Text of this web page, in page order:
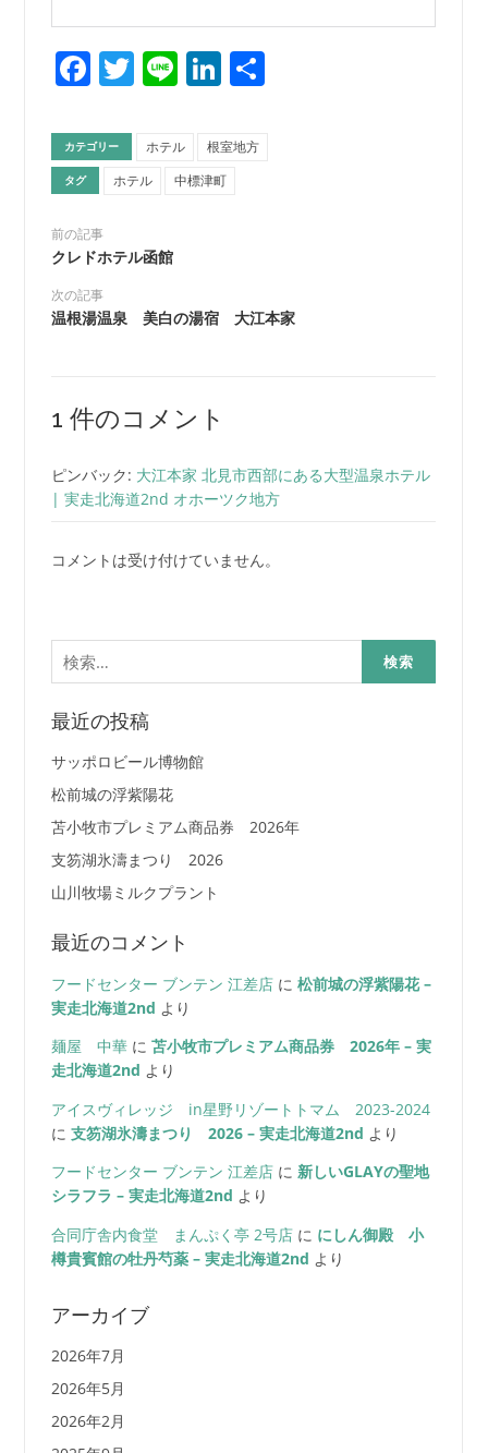
Facebook
Twitter
LineLinkedIn
共
カテゴリー ホテル 根室地方
タグ ホテル 中標津町
前の記事
クレドホテル函館
次の記事
温根湯温泉 美白の湯宿 大江本家
1 件のコメント
ピンバック: 大江本家 北見市西部にある大型温泉ホテル
| 実走北海道2nd オホーツク地方
コメントは受け付けていません。
検
索:
最近の投稿
サッポロビール博物館
松前城の浮紫陽花
苫小牧市プレミアム商品券 2026年
支笏湖氷濤まつり 2026
山川牧場ミルクプラント
最近のコメント
フードセンター ブンテン 江差店に 松前城の浮紫陽花 –
実走北海道2nd より
麺屋 中華に 苫小牧市プレミアム商品券 2026年 – 実
走北海道2nd より
アイスヴィレッジ in星野リゾートトマム 2023-2024
に 支笏湖氷濤まつり 2026 – 実走北海道2nd より
フードセンター ブンテン 江差店に 新しいGLAYの聖地
シラフラ – 実走北海道2nd より
合同庁舎内食堂 まんぷく亭 2号店に にしん御殿 小
樽貴賓館の牡丹芍薬 – 実走北海道2nd より
アーカイブ
2026年7月
2026年5月
2026年2月